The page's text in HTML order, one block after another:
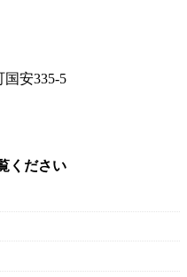
国安335-5
ください